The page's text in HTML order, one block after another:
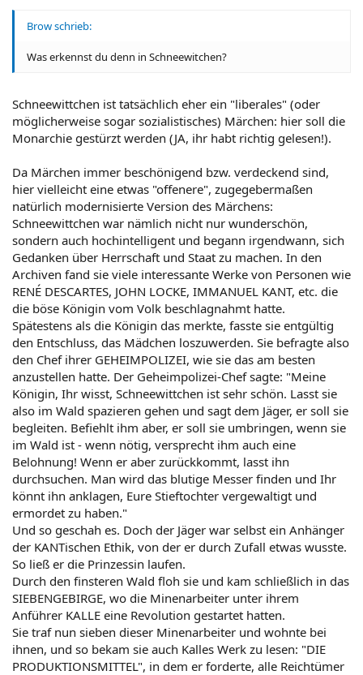
Brow schrieb:
Was erkennst du denn in Schneewitchen?
Schneewittchen ist tatsächlich eher ein "liberales" (oder
möglicherweise sogar sozialistisches) Märchen: hier soll die
Monarchie gestürzt werden (JA, ihr habt richtig gelesen!).
Da Märchen immer beschönigend bzw. verdeckend sind,
hier vielleicht eine etwas "offenere", zugegebermaßen
natürlich modernisierte Version des Märchens:
Schneewittchen war nämlich nicht nur wunderschön,
sondern auch hochintelligent und begann irgendwann, sich
Gedanken über Herrschaft und Staat zu machen. In den
Archiven fand sie viele interessante Werke von Personen wie
RENÉ DESCARTES, JOHN LOCKE, IMMANUEL KANT, etc. die
die böse Königin vom Volk beschlagnahmt hatte.
Spätestens als die Königin das merkte, fasste sie entgültig
den Entschluss, das Mädchen loszuwerden. Sie befragte also
den Chef ihrer GEHEIMPOLIZEI, wie sie das am besten
anzustellen hatte. Der Geheimpolizei-Chef sagte: "Meine
Königin, Ihr wisst, Schneewittchen ist sehr schön. Lasst sie
also im Wald spazieren gehen und sagt dem Jäger, er soll sie
begleiten. Befiehlt ihm aber, er soll sie umbringen, wenn sie
im Wald ist - wenn nötig, versprecht ihm auch eine
Belohnung! Wenn er aber zurückkommt, lasst ihn
durchsuchen. Man wird das blutige Messer finden und Ihr
könnt ihn anklagen, Eure Stieftochter vergewaltigt und
ermordet zu haben."
Und so geschah es. Doch der Jäger war selbst ein Anhänger
der KANTischen Ethik, von der er durch Zufall etwas wusste.
So ließ er die Prinzessin laufen.
Durch den finsteren Wald floh sie und kam schließlich in das
SIEBENGEBIRGE, wo die Minenarbeiter unter ihrem
Anführer KALLE eine Revolution gestartet hatten.
Sie traf nun sieben dieser Minenarbeiter und wohnte bei
ihnen, und so bekam sie auch Kalles Werk zu lesen: "DIE
PRODUKTIONSMITTEL", in dem er forderte, alle Reichtümer